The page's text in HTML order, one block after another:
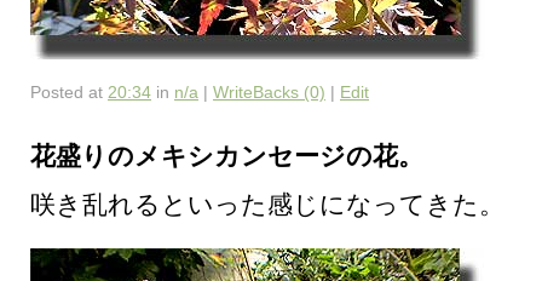
Posted at 20:34 in n/a | WriteBacks (0) | Edit
花盛りのメキシカンセージの花。
咲き乱れるといった感じになってきた。